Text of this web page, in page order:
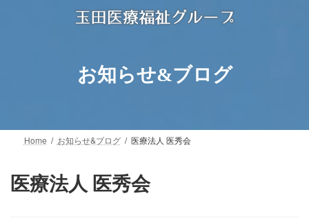
お知らせ&ブログ
Home お知らせ&ブログ 医療法人 医秀会
医療法人 医秀会